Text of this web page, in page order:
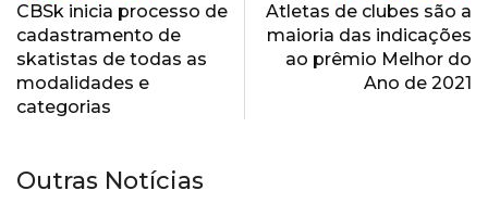
CBSk inicia processo de
cadastramento de
skatistas de todas as
modalidades e
categorias
Atletas de clubes são a
maioria das indicações
ao prêmio Melhor do
Ano de 2021
Outras Notícias